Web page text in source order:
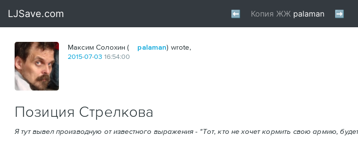
Максим Солохин ( palaman) wrote,
2015-07-03 16:54:00
Позиция Стрелкова
Я тут вывел производную от известного выражения - "Тот, кто не хочет кормить свою армию,